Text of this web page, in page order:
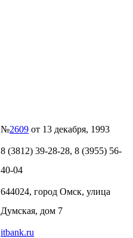
№2609 от 13 декабря, 1993
8 (3812) 39-28-28, 8 (3955) 56-
40-04
644024, город Омск, улица
Думская, дом 7
itbank.ru